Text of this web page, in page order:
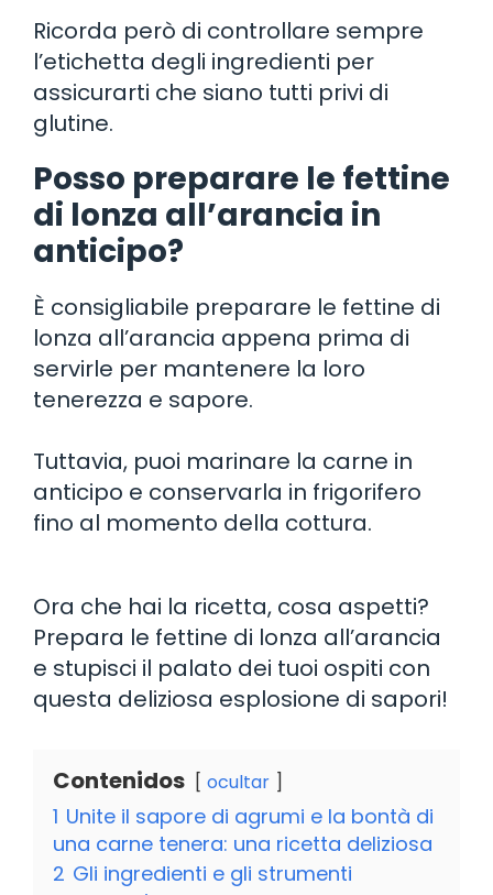
Ricorda però di controllare sempre
l’etichetta degli ingredienti per
assicurarti che siano tutti privi di
glutine.
Posso preparare le fettine
di lonza all’arancia in
anticipo?
È consigliabile preparare le fettine di
lonza all’arancia appena prima di
servirle per mantenere la loro
tenerezza e sapore.
Tuttavia, puoi marinare la carne in
anticipo e conservarla in frigorifero
fino al momento della cottura.
Ora che hai la ricetta, cosa aspetti?
Prepara le fettine di lonza all’arancia
e stupisci il palato dei tuoi ospiti con
questa deliziosa esplosione di sapori!
Contenidos ocultar
1 Unite il sapore di agrumi e la bontà di
una carne tenera: una ricetta deliziosa
2 Gli ingredienti e gli strumenti